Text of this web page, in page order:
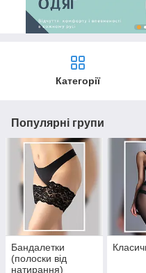
Категорії
Популярні групи
Бандалетки
(полоски від
натирання)